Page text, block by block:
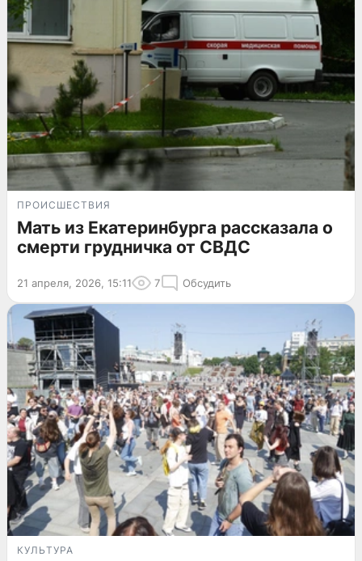
ПРОИСШЕСТВИЯ
Мать из Екатеринбурга рассказала о
смерти грудничка от СВДС
21 апреля, 2026, 15:11 7 Обсудить
КУЛЬТУРА